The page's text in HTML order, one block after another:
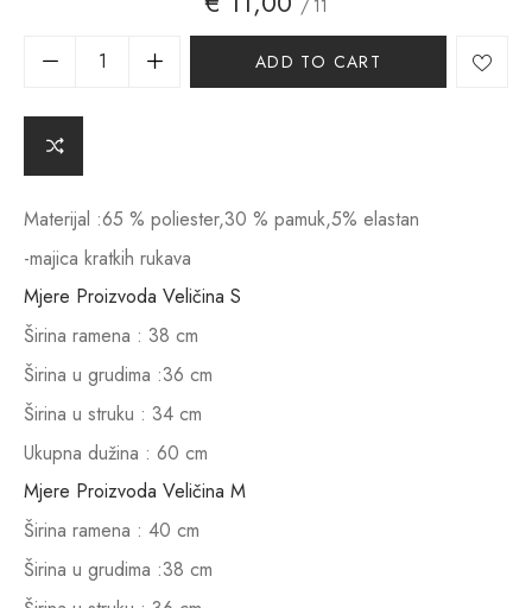
/ 11
ADD TO CART
lt
Materijal :65 % poliester,30 % pamuk,5% elastan
-majica kratkih rukava
Mjere Proizvoda Veličina S
Širina ramena : 38 cm
Širina u grudima :36 cm
Širina u struku : 34 cm
Ukupna dužina : 60 cm
Mjere Proizvoda Veličina M
Širina ramena : 40 cm
Širina u grudima :38 cm